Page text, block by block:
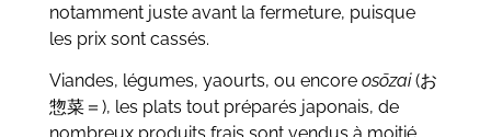
notamment juste avant la fermeture, puisque
les prix sont cassés.
Viandes, légumes, yaourts, ou encore osōzai(お
惣菜＝), les plats tout préparés japonais, de